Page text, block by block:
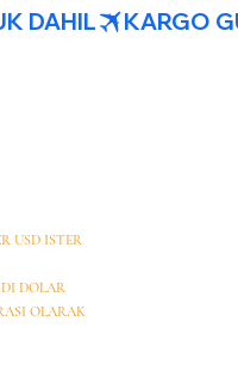
USD ISTER
DOLAR
OLARAK